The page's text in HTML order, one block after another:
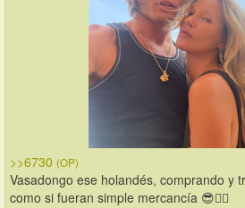
>>6730 (OP)
Vasadongo ese holandés, comprando y
como si fueran simple mercancía 😎👌🏻